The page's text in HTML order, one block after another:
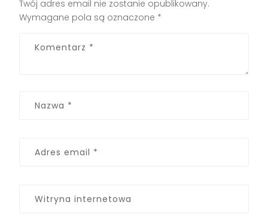
Twój adres email nie zostanie opublikowany.
Wymagane pola są oznaczone *